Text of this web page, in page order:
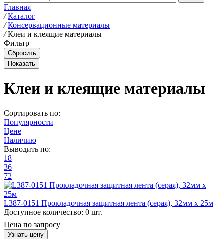
Главная
/ Каталог
/ Консервационные материалы
/ Клеи и клеящие материалы
Фильтр
Клеи и клеящие материалы
Сортировать по:
Популярности
Цене
Наличию
Выводить по:
18
36
72
L387-0151 Прокладочная защитная лента (серая), 32мм х 25м
Доступное количество: 0 шт.
Цена по запросу
Узнать цену